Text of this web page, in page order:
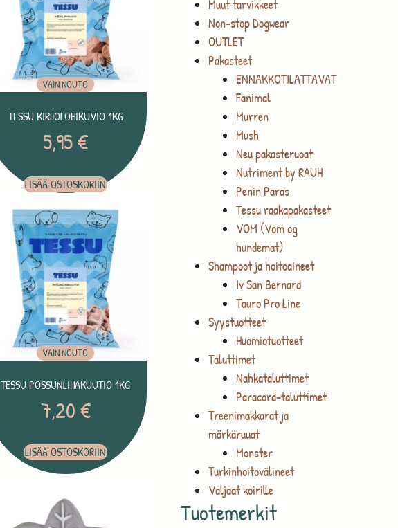
Muut tarvikkeet
Non-stop Dogwear
OUTLET
Pakasteet
ENNAKKOTILATTAVAT
Fanimal
Murren
Mush
Neu pakasteruoat
Nutriment by RAUH
Penin Paras
Tessu raakapakasteet
VOM (Vom og
hundemat)
Shampoot ja hoitoaineet
Iv San Bernard
Tauro Pro Line
Syystuotteet
Huomiotuotteet
Taluttimet
Nahkataluttimet
Paracord-taluttimet
Treenimakkarat ja
märkäruuat
Monster
Turkinhoitovälineet
Valjaat koirille
Tuotemerkit
VAIN NOUTO
TESSU KIRJOLOHIKUVIO 1KG
5,95€
LISÄÄ OSTOSKORIIN
VAIN NOUTO
TESSU POSSUNLIHAKUUTIO 1KG
7,20€
LISÄÄ OSTOSKORIIN